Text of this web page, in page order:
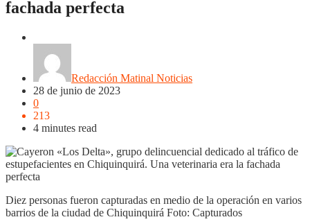
fachada perfecta
Redacción Matinal Noticias
28 de junio de 2023
0
213
4 minutes read
Diez personas fueron capturadas en medio de la operación en varios
barrios de la ciudad de Chiquinquirá Foto: Capturados